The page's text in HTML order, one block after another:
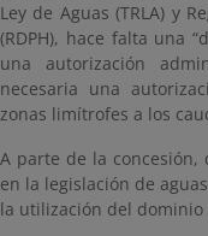
Ley de Aguas (TRLA) y
(RDPH), hace falta una
una autorización
necesaria una
zonas limítrofes a los
A parte de la
en la legislación de
la utilización del